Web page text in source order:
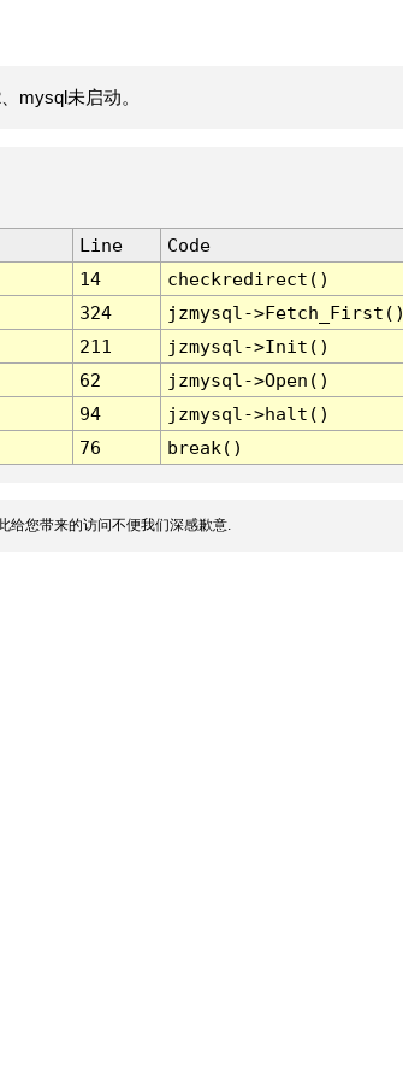
mysql未启动。
Line
Code
14
checkredirect()
324
jzmysql-
211
jzmysql->Init()
62
jzmysql->Open()
94
jzmysql->halt()
76 break()
给您带来的访问不便我们深感歉意.